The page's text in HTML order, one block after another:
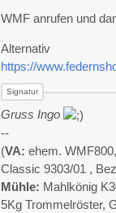
WMF anrufen und
Alternativ
https://
Gruss Ingo
--
(VA: ehem.
Classic 9303/01 ,
Mühle: Mahlkönig
5Kg Trommelröster,